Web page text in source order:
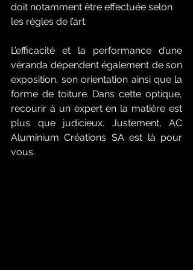
doit notamment être effectuée selon
les règles de l’art.
L’efficacité et la performance d’une
véranda dépendent également de son
exposition, son orientation ainsi que la
forme de toiture. Dans cette optique,
recourir à un expert en la matière est
plus que judicieux. Justement, AC
Aluminium Créations SA est là pour
vous.